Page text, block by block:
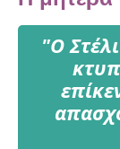
"O